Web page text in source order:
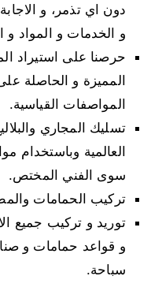
دون اي تذمر، و
و الخدمات و المواد و
حرصنا على استيراد
المميزة و الحاصلة
المواصفات القياسية.
تسليك المجاري
العالمية وباستخدام
سوى الفني المختص.
تركيب الحمامات
توريد و تركيب جميع
و قواعد حمامات و
سباحة.